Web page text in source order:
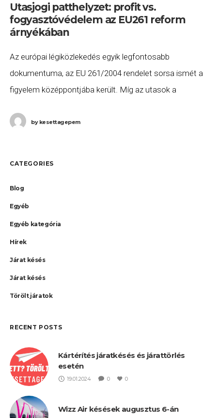
Utasjogi patthelyzet: profit vs.
fogyasztóvédelem az EU261 reform
árnyékában
Az európai légiközlekedés egyik legfontosabb
dokumentuma, az EU 261/2004 rendelet sorsa ismét a
figyelem középpontjába került. Míg az utasok a
realitásokat” féltik. A háttérben zajló
bykesettagepem
CATEGORIES
Blog
Egyéb
Egyéb kategória
Hírek
Járat késés
Járat késés
Törölt járatok
RECENT POSTS
Kártérítés járatkésés és járattörlés
esetén
19.01.2024 0 0
Wizz Air késések augusztus 6-án